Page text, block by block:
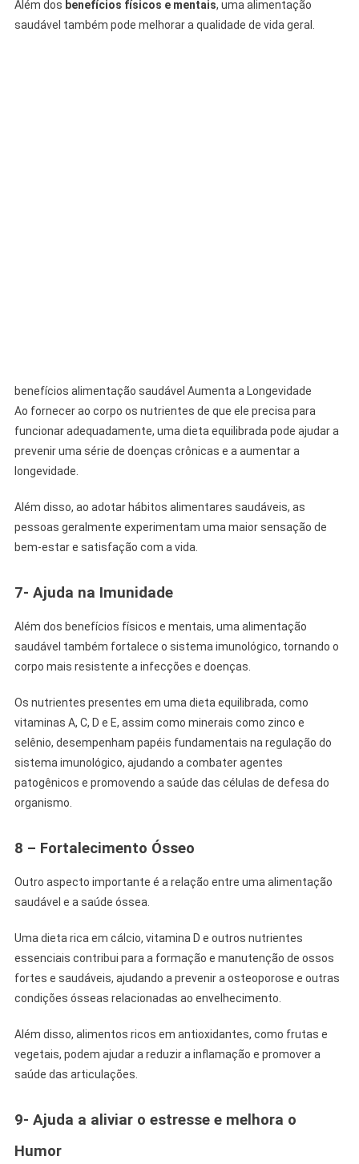
Além dos benefícios físicos e mentais, uma alimentação
saudável também pode melhorar a qualidade de vida geral.
benefícios alimentação saudável Aumenta a Longevidade
Ao fornecer ao corpo os nutrientes de que ele precisa para
funcionar adequadamente, uma dieta equilibrada pode ajudar a
prevenir uma série de doenças crônicas e a aumentar a
longevidade.
Além disso, ao adotar hábitos alimentares saudáveis, as
pessoas geralmente experimentam uma maior sensação de
bem-estar e satisfação com a vida.
7- Ajuda na Imunidade
Além dos benefícios físicos e mentais, uma alimentação
saudável também fortalece o sistema imunológico, tornando o
corpo mais resistente a infecções e doenças.
Os nutrientes presentes em uma dieta equilibrada, como
vitaminas A, C, D e E, assim como minerais como zinco e
selênio, desempenham papéis fundamentais na regulação do
sistema imunológico, ajudando a combater agentes
patogênicos e promovendo a saúde das células de defesa do
organismo.
8 – Fortalecimento Ósseo
Outro aspecto importante é a relação entre uma alimentação
saudável e a saúde óssea.
Uma dieta rica em cálcio, vitamina D e outros nutrientes
essenciais contribui para a formação e manutenção de ossos
fortes e saudáveis, ajudando a prevenir a osteoporose e outras
condições ósseas relacionadas ao envelhecimento.
Além disso, alimentos ricos em antioxidantes, como frutas e
vegetais, podem ajudar a reduzir a inflamação e promover a
saúde das articulações.
9- Ajuda a aliviar o estresse e melhora o
Humor